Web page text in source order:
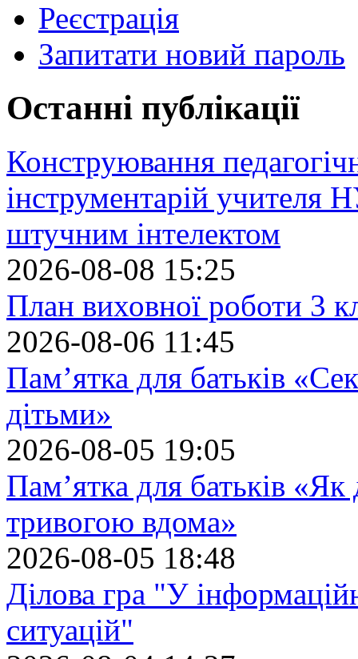
Реєстрація
Запитати новий пароль
Останні публікації
Конструювання
інструментарій учителя
штучним інтелектом
2026-08-08 15:25
План виховної роботи 3
2026-08-06 11:45
Пам’ятка для батьків
дітьми»
2026-08-05 19:05
Пам’ятка для батьків
тривогою вдома»
2026-08-05 18:48
Ділова гра "У
ситуацій"